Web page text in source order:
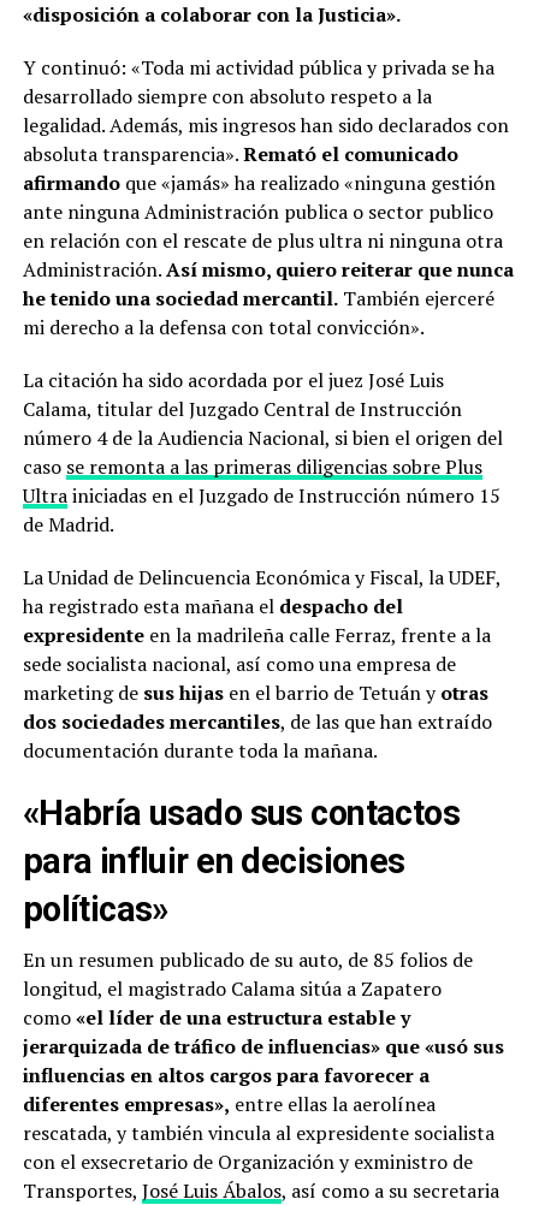
«disposición a colaborar con la Justicia».
Y continuó: «Toda mi actividad pública y privada se ha
desarrollado siempre con absoluto respeto a la
legalidad. Además, mis ingresos han sido declarados con
absoluta transparencia».Remató el comunicado
afirmandoque «jamás» ha realizado «ninguna gestión
ante ninguna Administración publica o sector publico
en relación con el rescate de plus ultra ni ninguna otra
Administración.Así mismo, quiero reiterar que nunca
he tenido una sociedad mercantil.También ejerceré
mi derecho a la defensa con total convicción».
La citación ha sido acordada por el juez José Luis
Calama, titular del Juzgado Central de Instrucción
número 4 de la Audiencia Nacional, si bien el origen del
caso se remonta a las primeras diligencias sobre Plus
Ultrainiciadas en el Juzgado de Instrucción número 15
de Madrid.
La Unidad de Delincuencia Económica y Fiscal, la UDEF,
ha registrado esta mañana el despacho del
expresidenteen la madrileña calle Ferraz, frente a la
sede socialista nacional, así como una empresa de
marketing de sus hijasen el barrio de Tetuán yotras
dos sociedades mercantiles, de las que han extraído
documentación durante toda la mañana.
«Habría usado sus contactos
para influir en decisiones
políticas»
En un resumen publicado de su auto, de 85 folios de
longitud, el magistrado Calama sitúa a Zapatero
como«el líder de una estructura estable y
jerarquizada de tráfico de influencias» que «usó sus
influencias en altos cargos para favorecer a
diferentes empresas», entre ellas la aerolínea
rescatada, y también vincula al expresidente socialista
con el exsecretario de Organización y exministro de
Transportes, José Luis Ábalos, así como a su secretaria